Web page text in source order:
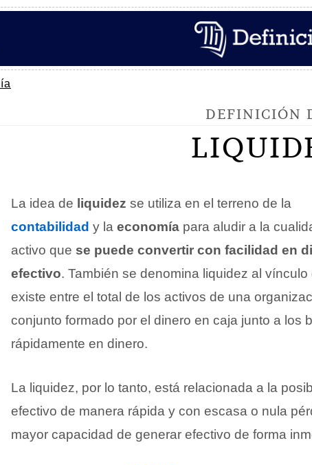
DEFINICIÓN
La idea de liquidez se utiliza en el terreno de la
contabilidad y la economía para aludir a la
activo que se puede convertir con facilidad en
efectivo. También se denomina liquidez al vínculo
existe entre el total de los activos de una
conjunto formado por el dinero en caja junto a los
rápidamente en dinero.
La liquidez, por lo tanto, está relacionada a la
efectivo de manera rápida y con escasa o nula
mayor capacidad de generar efectivo de forma